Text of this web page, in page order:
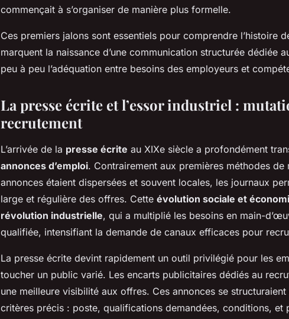
commençait à s’organiser de manière plus formelle.
Ces premiers jalons sont essentiels pour comprendre l’histoire
marquent la naissance d’une communication structurée dédiée
peu à peu l’adéquation entre besoins des employeurs et
La presse écrite et l’essor industriel :
recrutement
L’arrivée de la presse écrite au XIXe siècle a profondément
annonces d’emploi. Contrairement aux premières méthodes de
annonces étaient dispersées et souvent locales, les journaux
large et régulière des offres. Cette évolution sociale et
révolution industrielle, qui a multiplié les besoins en main-
qualifiée, intensifiant la demande de canaux efficaces pour
La presse écrite devint rapidement un outil privilégié pour les
toucher un public varié. Les encarts publicitaires dédiés au
une meilleure visibilité aux offres. Ces annonces se
critères précis : poste, qualifications demandées, conditions, et